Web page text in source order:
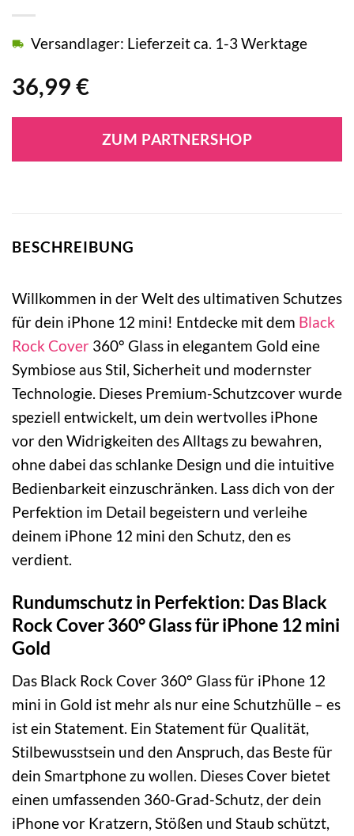
36,99 €
Versandlager: Lieferzeit ca. 1-3 Werktage
ZUM PARTNERSHOP
BESCHREIBUNG
Willkommen in der Welt des ultimativen Schutzes
für dein iPhone 12 mini! Entdecke mit dem Black
Rock Cover 360° Glass in elegantem Gold eine
Symbiose aus Stil, Sicherheit und modernster
Technologie. Dieses Premium-Schutzcover wurde
speziell entwickelt, um dein wertvolles iPhone
vor den Widrigkeiten des Alltags zu bewahren,
ohne dabei das schlanke Design und die intuitive
Bedienbarkeit einzuschränken. Lass dich von der
Perfektion im Detail begeistern und verleihe
deinem iPhone 12 mini den Schutz, den es
verdient.
Rundumschutz in Perfektion: Das Black
Rock Cover 360° Glass für iPhone 12 mini
Gold
Das Black Rock Cover 360° Glass für iPhone 12
mini in Gold ist mehr als nur eine Schutzhülle – es
ist ein Statement. Ein Statement für Qualität,
Stilbewusstsein und den Anspruch, das Beste für
dein Smartphone zu wollen. Dieses Cover bietet
einen umfassenden 360-Grad-Schutz, der dein
iPhone vor Kratzern, Stößen und Staub schützt,